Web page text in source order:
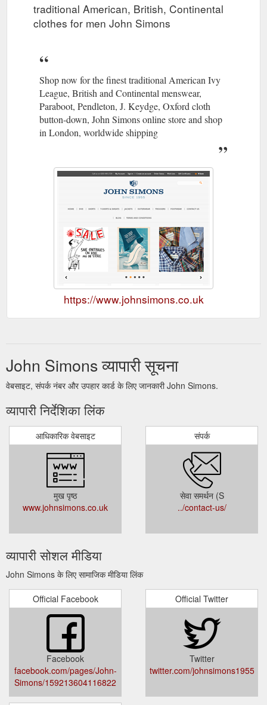
traditional American, British, Continental
clothes for men John Simons
Shop now for the finest traditional American Ivy
League, British and Continental menswear,
Paraboot, Pendleton, J. Keydge, Oxford cloth
button-down, John Simons online store and shop
in London, worldwide shipping
https://www.johnsimons.co.uk
John Simons व्यापारी सूचना
वेबसाइट, संपर्क नंबर और उपहार कार्ड के लिए जानकारी John Simons.
व्यापारी निर्देशिका लिंक
आधिकारिक वेबसाइट
मुख पृष्ठ
www.johnsimons.co.uk
संपर्क
सेवा समर्थन (S
../contact-us/
व्यापारी सोशल मीडिया
John Simons के लिए सामाजिक मीडिया लिंक
Official Facebook
Facebook
facebook.com/pages/John-
Simons/159213604116822
Official Twitter
Twitter
twitter.com/johnsimons1955